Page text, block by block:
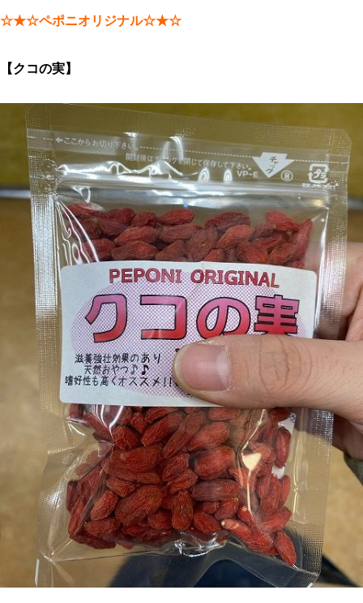
☆★☆ペポニオリジナル☆★☆
【クコの実】